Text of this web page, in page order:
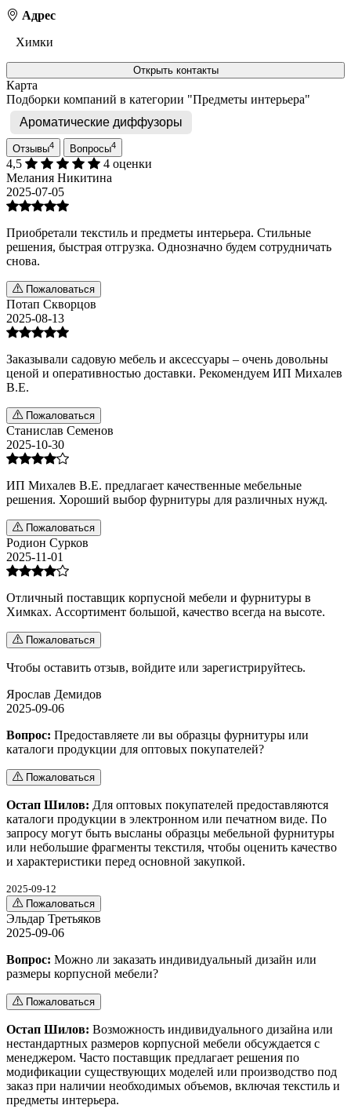
Адрес
Химки
Открыть контакты
Карта
Подборки компаний в категории "Предметы интерьера"
Ароматические диффузоры
Отзывы4 Вопросы4
4,5
4 оценки
Мелания Никитина
2025-07-05
Приобретали текстиль и предметы интерьера. Стильные
решения, быстрая отгрузка. Однозначно будем сотрудничать
снова.
Пожаловаться
Потап Скворцов
2025-08-13
Заказывали садовую мебель и аксессуары – очень довольны
ценой и оперативностью доставки. Рекомендуем ИП Михалев
В.Е.
Пожаловаться
Станислав Семенов
2025-10-30
ИП Михалев В.Е. предлагает качественные мебельные
решения. Хороший выбор фурнитуры для различных нужд.
Пожаловаться
Родион Сурков
2025-11-01
Отличный поставщик корпусной мебели и фурнитуры в
Химках. Ассортимент большой, качество всегда на высоте.
Пожаловаться
Чтобы оставить отзыв, войдите или зарегистрируйтесь.
Ярослав Демидов
2025-09-06
Вопрос: Предоставляете ли вы образцы фурнитуры или
каталоги продукции для оптовых покупателей?
Пожаловаться
Остап Шилов: Для оптовых покупателей предоставляются
каталоги продукции в электронном или печатном виде. По
запросу могут быть высланы образцы мебельной фурнитуры
или небольшие фрагменты текстиля, чтобы оценить качество
и характеристики перед основной закупкой.
2025-09-12
Пожаловаться
Эльдар Третьяков
2025-09-06
Вопрос: Можно ли заказать индивидуальный дизайн или
размеры корпусной мебели?
Пожаловаться
Остап Шилов: Возможность индивидуального дизайна или
нестандартных размеров корпусной мебели обсуждается с
менеджером. Часто поставщик предлагает решения по
модификации существующих моделей или производство под
заказ при наличии необходимых объемов, включая текстиль и
предметы интерьера.